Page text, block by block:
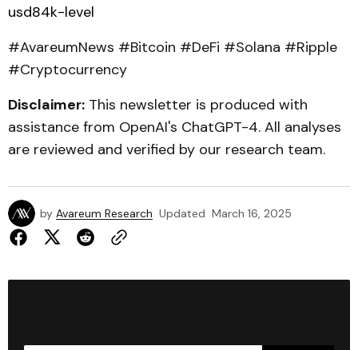
usd84k-level
#AvareumNews #Bitcoin #DeFi #Solana #Ripple
#Cryptocurrency
Disclaimer: This newsletter is produced with
assistance from OpenAI's ChatGPT-4. All analyses
are reviewed and verified by our research team.
by Avareum Research Updated March 16, 2025